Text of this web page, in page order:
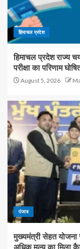
हिमाचल प्रदेश
हिमाचल प्रदेश राज्य
परीक्षा का परिणाम
August 5, 2026
पंजाब
मुख्यमंत्री सेहत